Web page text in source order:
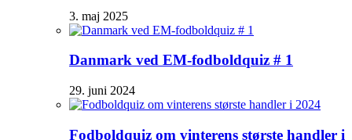
3. maj 2025
Danmark ved EM-fodboldquiz # 1
29. juni 2024
Fodboldquiz om vinterens største handler i